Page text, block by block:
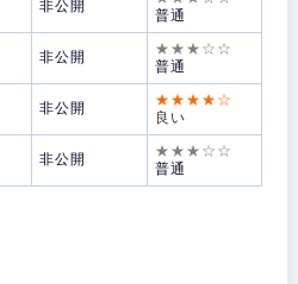
非公開
普通
非公開
★★★☆☆
普通
非公開
★★★★☆
良い
非公開
★★★☆☆
普通